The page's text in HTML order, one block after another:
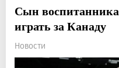
Сын
играть за Канаду
Новости